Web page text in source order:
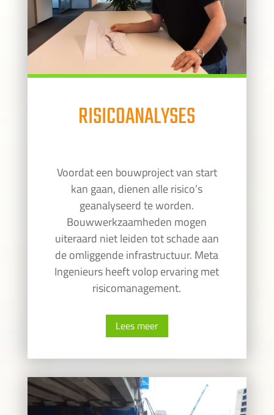
RISICOANALYSES
Voordat een bouwproject van start
kan gaan, dienen alle risico’s
geanalyseerd te worden.
Bouwwerkzaamheden mogen
uiteraard niet leiden tot schade aan
de omliggende infrastructuur. Meta
Ingenieurs heeft volop ervaring met
risicomanagement.
Lees meer